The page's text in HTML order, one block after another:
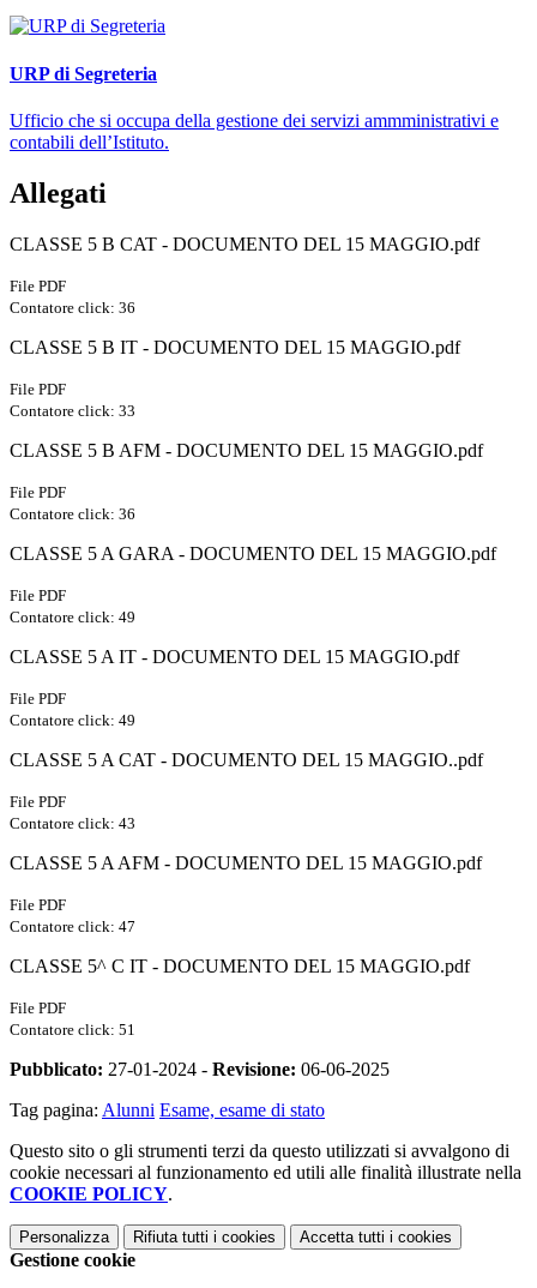
URP di Segreteria
Ufficio che si occupa della gestione dei servizi ammministrativi e
contabili dell’Istituto.
Allegati
CLASSE 5 B CAT - DOCUMENTO DEL 15 MAGGIO.pdf
File PDF
Contatore click: 36
CLASSE 5 B IT - DOCUMENTO DEL 15 MAGGIO.pdf
File PDF
Contatore click: 33
CLASSE 5 B AFM - DOCUMENTO DEL 15 MAGGIO.pdf
File PDF
Contatore click: 36
CLASSE 5 A GARA - DOCUMENTO DEL 15 MAGGIO.pdf
File PDF
Contatore click: 49
CLASSE 5 A IT - DOCUMENTO DEL 15 MAGGIO.pdf
File PDF
Contatore click: 49
CLASSE 5 A CAT - DOCUMENTO DEL 15 MAGGIO..pdf
File PDF
Contatore click: 43
CLASSE 5 A AFM - DOCUMENTO DEL 15 MAGGIO.pdf
File PDF
Contatore click: 47
CLASSE 5^ C IT - DOCUMENTO DEL 15 MAGGIO.pdf
File PDF
Contatore click: 51
Pubblicato: 27-01-2024 - Revisione: 06-06-2025
Tag pagina: Alunni Esame, esame di stato
Questo sito o gli strumenti terzi da questo utilizzati si avvalgono di
cookie necessari al funzionamento ed utili alle finalità illustrate nella
COOKIE POLICY.
Personalizza Rifiuta tutti i cookies Accetta tutti i cookies
Gestione cookie